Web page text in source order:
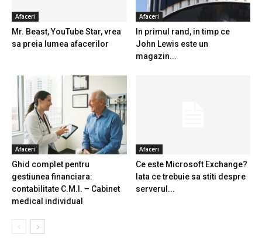
Afaceri
Mr. Beast, YouTube Star, vrea
sa preia lumea afacerilor
Afaceri
In primul rand, in timp ce
John Lewis este un
magazin...
Afaceri
Ghid complet pentru
gestiunea financiara:
contabilitate C.M.I. – Cabinet
medical individual
Afaceri
Ce este Microsoft Exchange?
Iata ce trebuie sa stiti despre
serverul...